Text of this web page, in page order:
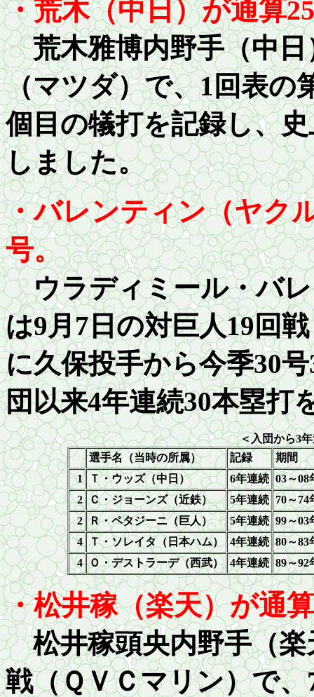
・荒木（中日）が通算
荒木雅博内野手（中日
（マツダ）で、1回表の
個目の犠打を記録し、
しました。
・バレンティン（ヤク
号。
ウラディミール・バレ
は9月7日の対巨人19回
に久保投手から今季30
団以来4年連続30本塁打
＜入団から3
選手名（当時の所属） 記録
期間
1
Ｔ・ウッズ（中日） 6年連続 03～08
2 Ｃ・ジョーンズ（近鉄） 5年連続 70～74
2 Ｒ・ペタジーニ（巨人） 5年連続 99～03
4 Ｔ・ソレイタ（日本ハム） 4年連続 80～83
4 Ｏ・デストラーデ（西武） 4年連続 89～92
・松井稼（楽天）が通算
松井稼頭央内野手（楽
戦（ＱＶＣマリン）で